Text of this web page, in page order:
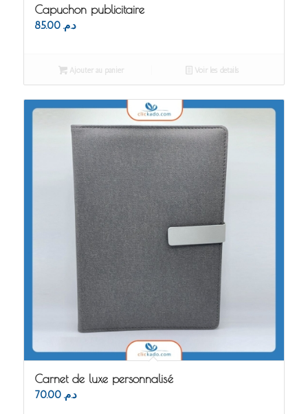
Capuchon publicitaire
د.م. 85.00
Ajouter au panier Voir les détails
Carnet de luxe personnalisé
د.م. 70.00